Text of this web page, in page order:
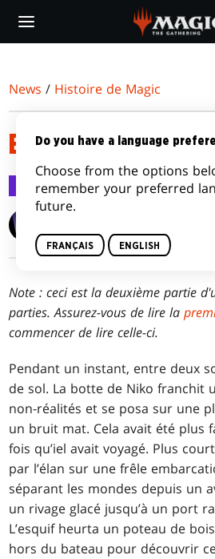
main
News / Histoire de Magic
EN PLEIN DANS LE
Histoire de Magic 17 juin 2025
Note : ceci est la deuxième partie
parties. Assurez-vous de lire la
commencer de lire celle-ci.
Pendant un instant, entre deux
de sol. La botte de Niko franchit
non-réalités et se posa sur une
un bruit mat. Cela avait été plus
fois qu’iel avait voyagé. Plus
par l’élan sur une frêle
séparant les mondes depuis un
un rivage glacé jusqu’à un port
L’esquif heurta un poteau de
hors du bateau pour découvrir
Do you have a language
Choose from the options
remember your preferred
future.
FRANÇAIS ENGLISH